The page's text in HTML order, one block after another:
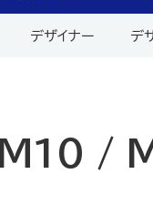
デザイナー デ
/